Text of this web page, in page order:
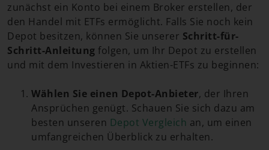
zunächst ein Konto bei einem Broker erstellen, der
den Handel mit ETFs ermöglicht. Falls Sie noch kein
Depot besitzen, können Sie unserer Schritt-für-
Schritt-Anleitung folgen, um Ihr Depot zu erstellen
und mit dem Investieren in Aktien-ETFs zu beginnen:
Wählen Sie einen Depot-Anbieter, der Ihren
Ansprüchen genügt. Schauen Sie sich dazu am
besten unseren Depot Vergleich an, um einen
umfangreichen Überblick zu erhalten.